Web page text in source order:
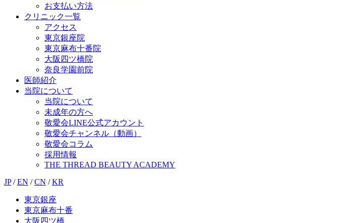
お支払い方法
クリニック一覧
アクセス
東京銀座院
東京麻布十番院
大阪四ツ橋院
奈良学園前院
医師紹介
当院について
当院について
未成年の方へ
敬愛会LINE公式アカウント
敬愛会チャンネル（動画）
敬愛会コラム
採用情報
THE THREAD BEAUTY ACADEMY
JP / EN / CN / KR
東京銀座
東京麻布十番
大阪四ツ橋